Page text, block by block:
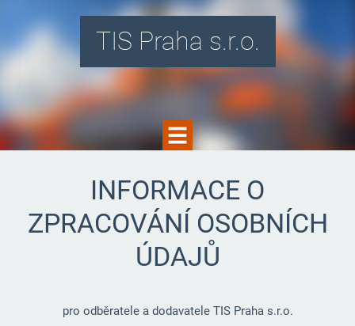
TIS Praha s.r.o.
INFORMACE O
ZPRACOVÁNÍ OSOBNÍCH
ÚDAJŮ
pro odběratele a dodavatele TIS Praha s.r.o.